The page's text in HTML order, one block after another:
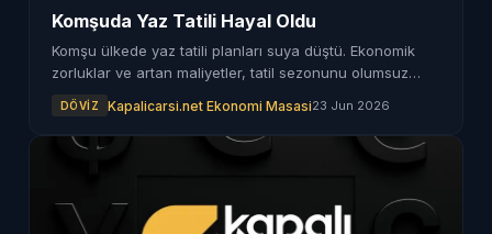
Komşuda Yaz Tatili Hayal Oldu
Komşu ülkede yaz tatili planları suya düştü. Ekonomik
zorluklar ve artan maliyetler, tatil sezonunu olumsuz
DÖVIZ Kapalicarsi.net Ekonomi Masasi23 Jun 2026